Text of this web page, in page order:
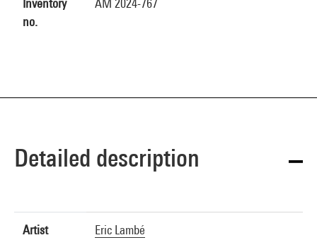
Inventory
no.
AM 2024-767
Detailed description
Artist
Eric Lambé